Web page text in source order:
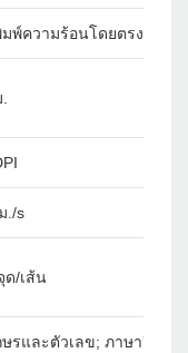
มพ์ความร้อนโดยตรง
./s
ด/เส้น
ษรและตัวเลข; ภาษาจีนจี